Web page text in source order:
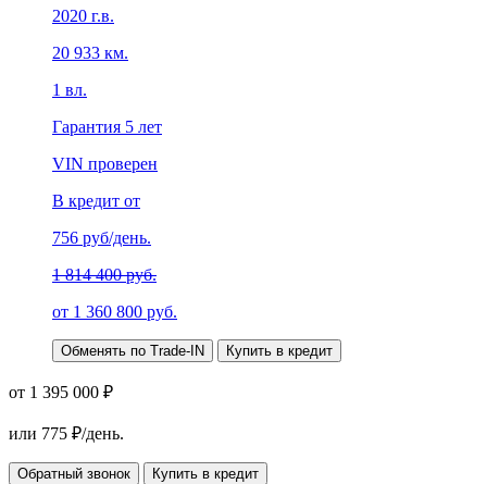
2020 г.в.
20 933 км.
1 вл.
Гарантия 5 лет
VIN проверен
В кредит от
756 руб/день.
1 814 400 руб.
от 1 360 800 руб.
Обменять по Trade-IN Купить в кредит
от 1 395 000 ₽
или 775 ₽/день.
Обратный звонок Купить в кредит